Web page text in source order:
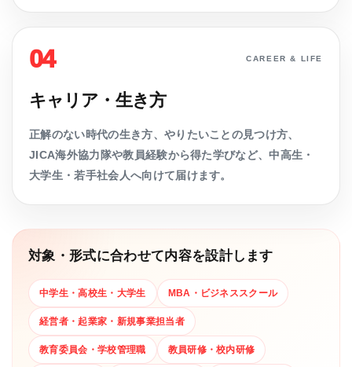
04 CAREER & LIFE
キャリア・生き方
正解のない時代の生き方、やりたいことの見つけ方、
JICA海外協力隊や教員経験から得た学びなど、中高生・
大学生・若手社会人へ向けて届けます。
対象・形式に合わせて内容を設計します
中学生・高校生・大学生 MBA・ビジネススクール
経営者・起業家・新規事業担当者
教育委員会・学校管理職 教員研修・校内研修